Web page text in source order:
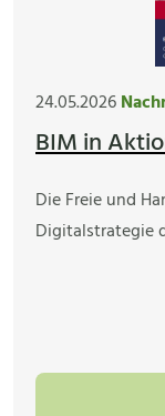
24.05.2026
BIM in
Die Freie und
Digitalstrategie